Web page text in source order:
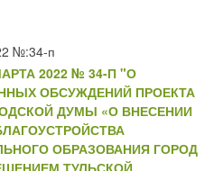
№:34-п
2022 № 34-П "О
ОБСУЖДЕНИЙ ПРОЕКТА
ДУМЫ «О ВНЕСЕНИИ
ОБРАЗОВАНИЯ ГОРОД
ТУЛЬСКОЙ